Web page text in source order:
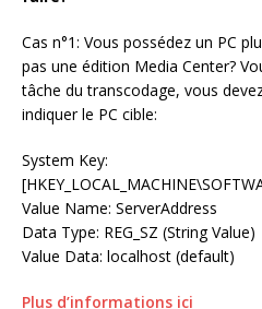
Cas n°1: Vous possédez un PC
pas une édition Media Center?
tâche du transcodage, vous
indiquer le PC cible:
System Key:
Value Name: ServerAddress
Data Type: REG_SZ (String Value)
Value Data: localhost (default)
Plus d’informations ici